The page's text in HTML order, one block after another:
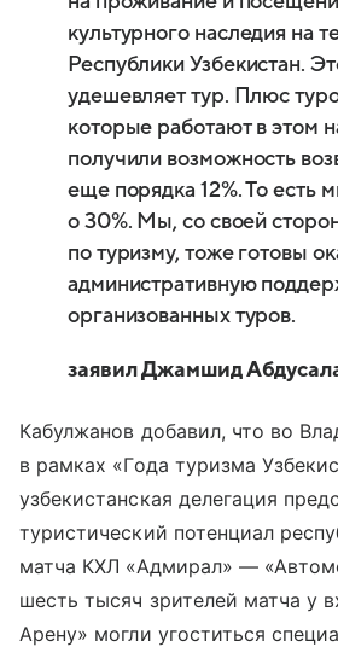
культурного наследия на
Республики Узбекистан.
удешевляет тур. Плюс
которые работают в этом
получили возможность
еще порядка 12%. То есть
о 30%. Мы, со своей
по туризму, тоже готовы
административную
организованных туров.
заявил Джамшид
Кабулжанов добавил, что во
в рамках «Года туризма
узбекистанская делегация
туристический потенциал
матча КХЛ «Адмирал» —
шесть тысяч зрителей матча у
Арену» могли угоститься